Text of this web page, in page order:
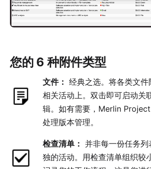
您的 6 种附件类型
文件： 经典之选。将各类文
相关活动上。双击即可启动关
辑。如有需要，Merlin
处理版本管理。
检查清单： 并非每一份任务
独的活动。用检查清单组织较